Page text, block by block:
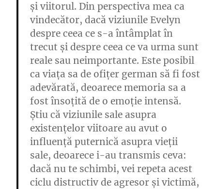
și viitorul. Din perspectiva mea ca
vindecător, dacă viziunile Evelyn
despre ceea ce s-a întâmplat în
trecut și despre ceea ce va urma sunt
reale sau neimportante. Este posibil
ca viața sa de ofițer german să fi fost
adevărată, deoarece memoria sa a
fost însoțită de o emoție intensă.
Știu că viziunile sale asupra
existențelor viitoare au avut o
influență puternică asupra vieții
sale, deoarece i-au transmis ceva:
dacă nu te schimbi, vei repeta acest
ciclu distructiv de agresor și victimă,